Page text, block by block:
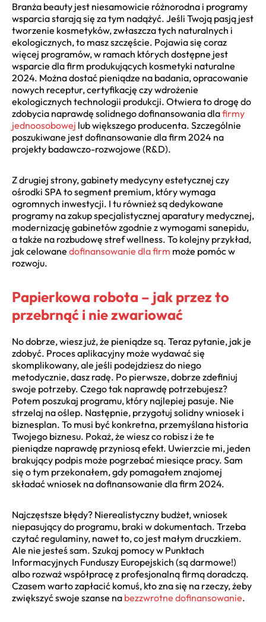
Branża beauty jest niesamowicie różnorodna i programy
wsparcia starają się za tym nadążyć. Jeśli Twoją pasją jest
tworzenie kosmetyków, zwłaszcza tych naturalnych i
ekologicznych, to masz szczęście. Pojawia się coraz
więcej programów, w ramach których dostępne jest
wsparcie dla firm produkujących kosmetyki naturalne
2024. Można dostać pieniądze na badania, opracowanie
nowych receptur, certyfikację czy wdrożenie
ekologicznych technologii produkcji. Otwiera to drogę do
zdobycia naprawdę solidnego dofinansowania dlafirmy
jednoosobowej lub większego producenta. Szczególnie
poszukiwane jest dofinansowanie dla firm 2024 na
projekty badawczo-rozwojowe (R&D).
Z drugiej strony, gabinety medycyny estetycznej czy
ośrodki SPA to segment premium, który wymaga
ogromnych inwestycji. I tu również są dedykowane
programy na zakup specjalistycznej aparatury medycznej,
modernizację gabinetów zgodnie z wymogami sanepidu,
a także na rozbudowę stref wellness. To kolejny przykład,
jak celowane dofinansowanie dla firm może pomóc w
rozwoju.
Papierkowa robota – jak przez to
przebrnąć i nie zwariować
No dobrze, wiesz już, że pieniądze są. Teraz pytanie, jak je
zdobyć. Proces aplikacyjny może wydawać się
skomplikowany, ale jeśli podejdziesz do niego
metodycznie, dasz radę. Po pierwsze, dobrze zdefiniuj
swoje potrzeby. Czego tak naprawdę potrzebujesz?
Potem poszukaj programu, który najlepiej pasuje. Nie
strzelaj na oślep. Następnie, przygotuj solidny wniosek i
biznesplan. To musi być konkretna, przemyślana historia
Twojego biznesu. Pokaż, że wiesz co robisz i że te
pieniądze naprawdę przyniosą efekt. Uwierzcie mi, jeden
brakujący podpis może pogrzebać miesiące pracy. Sam
się o tym przekonałem, gdy pomagałem znajomej
składać wniosek na dofinansowanie dla firm 2024.
Najczęstsze błędy? Nierealistyczny budżet, wniosek
niepasujący do programu, braki w dokumentach. Trzeba
czytać regulaminy, nawet to, co jest małym druczkiem.
Ale nie jesteś sam. Szukaj pomocy w Punktach
Informacyjnych Funduszy Europejskich (są darmowe!)
albo rozważ współpracę z profesjonalną firmą doradczą.
Czasem warto zapłacić komuś, kto zna się na rzeczy, żeby
zwiększyć swoje szanse na bezzwrotne dofinansowanie.